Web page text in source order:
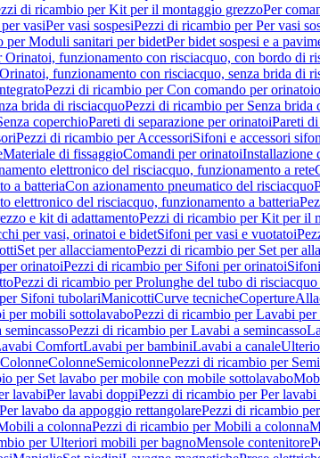
di ricambio per Kit per il montaggio grezzoPer
vasiPer vasi sospesiPezzi di ricambio per Per vasi
per Moduli sanitari per bidetPer bidet sospesi e a
Orinatoi, funzionamento con risciacquo, con bordo di
funzionamento con risciacquo, senza brida di
Pezzi di ricambio per Con comando per
brida di risciacquoPezzi di ricambio per Senza brida
coperchioPareti di separazione per orinatoiPareti
Pezzi di ricambio per AccessoriSifoni e accessori
Materiale di fissaggioComandi per orinatoiInstallazione
elettronico del risciacquo, funzionamento a rete
a batteriaCon azionamento pneumatico del risciacquo
elettronico del risciacquo, funzionamento a batteria
e kit di adattamentoPezzi di ricambio per Kit per il
per vasi, orinatoi e bidetSifoni per vasi e vuotatoi
Set per allacciamentoPezzi di ricambio per Set per
orinatoiPezzi di ricambio per Sifoni per orinatoi
Pezzi di ricambio per Prolunghe del tubo di
Sifoni tubolariManicottiCurve tecnicheCoperture
per mobili sottolavaboPezzi di ricambio per Lavabi
Pezzi di ricambio per Lavabi a semincasso
ComfortLavabi per bambiniLavabi a canale
ColonneSemicolonnePezzi di ricambio per
per Set lavabo per mobile con mobile sottolavabo
lavabiPer lavabi doppiPezzi di ricambio per Per lavabi
Per lavabo da appoggio rettangolarePezzi di ricambio
a colonnaPezzi di ricambio per Mobili a colonna
per Ulteriori mobili per bagnoMensole contenitore